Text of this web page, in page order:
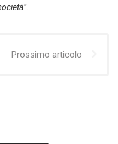
Prossimo articolo